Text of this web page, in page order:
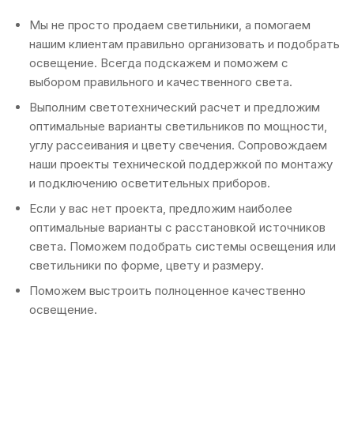
Мы не просто продаем светильники, а помогаем
нашим клиентам правильно организовать и подобрать
освещение. Всегда подскажем и поможем с
выбором правильного и качественного света.
Выполним светотехнический расчет и предложим
оптимальные варианты светильников по мощности,
углу рассеивания и цвету свечения. Сопровождаем
наши проекты технической поддержкой по монтажу
и подключению осветительных приборов.
Если у вас нет проекта, предложим наиболее
оптимальные варианты с расстановкой источников
света. Поможем подобрать системы освещения или
светильники по форме, цвету и размеру.
Поможем выстроить полноценное качественно
освещение.